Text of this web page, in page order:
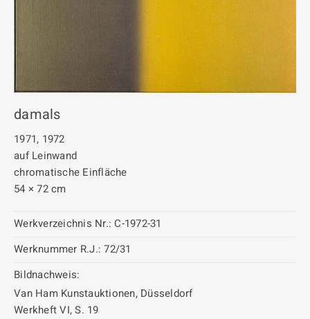
damals
1971, 1972
auf Leinwand
chromatische Einfläche
54 × 72 cm
Werkverzeichnis Nr.: C-1972-31
Werknummer R.J.: 72/31
Bildnachweis:
Van Ham Kunstauktionen, Düsseldorf
Werkheft VI, S. 19